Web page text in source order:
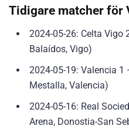
Tidigare matcher för
2024-05-26: Celta Vigo
Balaídos, Vigo)
2024-05-19: Valencia 1
Mestalla, Valencia)
2024-05-16: Real
Arena, Donostia-San